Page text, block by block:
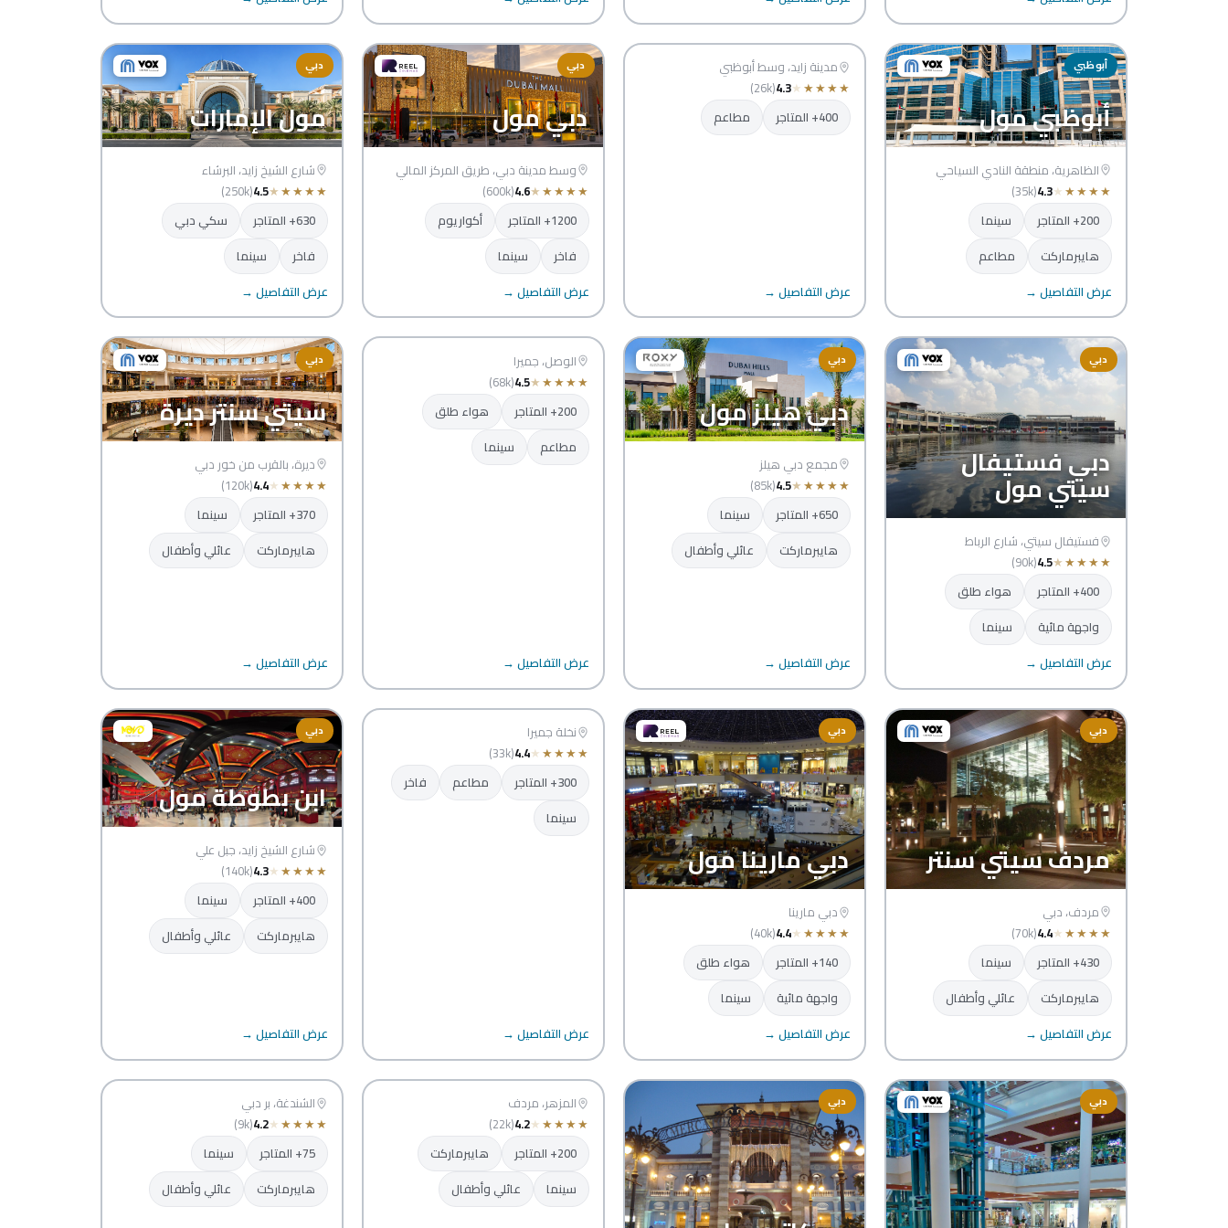
أبوظبي
أبوظبي مول
الظاهرية، منطقة النادي السياحي
★
★
★
★
★
4.3
(35k)
200+ المتاجر
سينما
هايبرماركت
مطاعم
عرض التفاصيل →
أبوظبي
للتسوق والذهب
مدينة زايد، وسط أبوظبي
★
★
★
★
★
4.3
(26k)
400+ المتاجر
مطاعم
عرض التفاصيل →
دبي
دبي مول
وسط مدينة دبي، طريق المركز المالي
★
★
★
★
★
4.6
(600k)
1200+ المتاجر
أكواريوم
فاخر
سينما
عرض التفاصيل →
دبي
مول الإمارات
شارع الشيخ زايد، البرشاء
★
★
★
★
★
4.5
(250k)
630+ المتاجر
سكي دبي
فاخر
سينما
عرض التفاصيل →
دبي
دبي فستيفال
سيتي مول
فستيفال سيتي، شارع الرباط
★
★
★
★
★
4.5
(90k)
400+ المتاجر
هواء طلق
واجهة مائية
سينما
عرض التفاصيل →
دبي
دبي هيلز مول
مجمع دبي هيلز
★
★
★
★
★
4.5
(85k)
650+ المتاجر
سينما
هايبرماركت
عائلي وأطفال
عرض التفاصيل →
دبي
سيتي ووك
الوصل، جميرا
★
★
★
★
★
4.5
(68k)
200+ المتاجر
هواء طلق
مطاعم
سينما
عرض التفاصيل →
دبي
سيتي سنتر ديرة
ديرة، بالقرب من خور دبي
★
★
★
★
★
4.4
(120k)
370+ المتاجر
سينما
هايبرماركت
عائلي وأطفال
عرض التفاصيل →
دبي
مردف سيتي سنتر
مردف، دبي
★
★
★
★
★
4.4
(70k)
430+ المتاجر
سينما
هايبرماركت
عائلي وأطفال
عرض التفاصيل →
دبي
دبي مارينا مول
دبي مارينا
★
★
★
★
★
4.4
(40k)
140+ المتاجر
هواء طلق
واجهة مائية
سينما
عرض التفاصيل →
دبي
نخيل مول
نخلة جميرا
★
★
★
★
★
4.4
(33k)
300+ المتاجر
مطاعم
فاخر
سينما
عرض التفاصيل →
دبي
ابن بطوطة مول
شارع الشيخ زايد، جبل علي
★
★
★
★
★
4.3
(140k)
400+ المتاجر
سينما
هايبرماركت
عائلي وأطفال
عرض التفاصيل →
دبي دبي دبي
العربي سنتر
المزهر، مردف
★
★
★
★
★
4.2
(22k)
200+ المتاجر
هايبرماركت
سينما
عائلي وأطفال
دبي
سيتي سنتر
الشندغة
الشندغة، بر دبي
★
★
★
★
★
4.2
(9k)
75+ المتاجر
سينما
هايبرماركت
عائلي وأطفال